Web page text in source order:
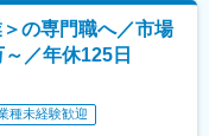
の向上や病気から救うこ
できます。
張り次第で大幅な年収UP
質の源泉となるのは人財
と位置づけ、積極的な投
し、業務直結の研修だけ
ススキル習得も含め階層
の専門職へ／市場
／年休125日
種未経験歓迎